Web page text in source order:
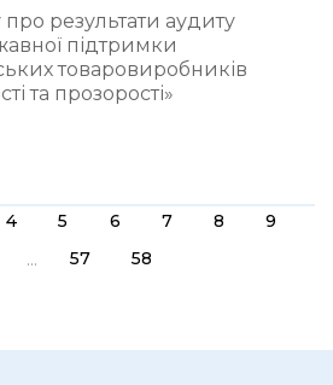
про результати аудиту
підтримки
товаровиробників
та прозорості»
4 5 6 7 8
9
... 57 58